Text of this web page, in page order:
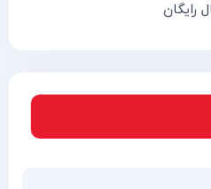
رایگان